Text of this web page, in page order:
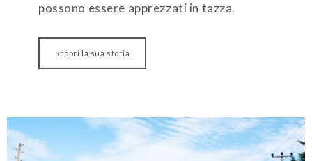
possono essere apprezzati in tazza.
Scopri la sua storia